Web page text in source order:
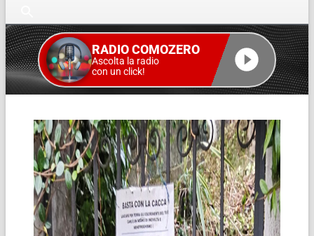
RADIO COMOZERO
Ascolta la radio
con un click!